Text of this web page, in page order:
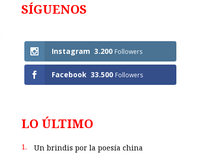
SÍGUENOS
Instagram 3.200 Followers
Facebook 33.500 Followers
LO ÚLTIMO
1. Un brindis por la poesía china